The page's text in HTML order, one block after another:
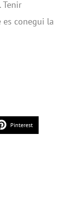
Tenir
conegui la
Pinterest